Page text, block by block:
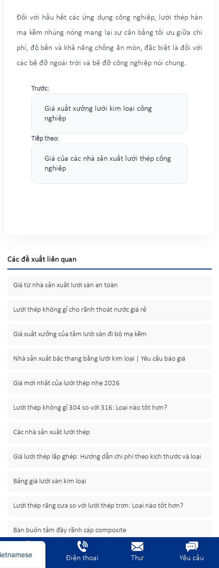
Đối với hầu hết các ứng dụng công nghiệp, lưới thép hàn
mạ kẽm nhúng nóng mang lại sự cân bằng tối ưu giữa chi
phí, độ bền và khả năng chống ăn mòn, đặc biệt là đối với
các bệ đỡ ngoài trời và bệ đỡ công nghiệp nói chung.
Trước:
Giá xuất xưởng lưới kim loại công
nghiệp
Tiếp theo:
Giá của các nhà sản xuất lưới thép công
nghiệp
Các đề xuất liên quan
Giá từ nhà sản xuất lưới sàn an toàn
Lưới thép không gỉ cho rãnh thoát nước giá rẻ
Giá xuất xưởng của tấm lưới sàn đi bộ mạ kẽm
Nhà sản xuất bậc thang bằng lưới kim loại | Yêu cầu báo giá
Giá mới nhất của lưới thép nhẹ 2026
Lưới thép không gỉ 304 so với 316: Loại nào tốt hơn?
Các nhà sản xuất lưới thép
Giá lưới thép lắp ghép: Hướng dẫn chi phí theo kích thước và loại
Bảng giá lưới sàn kim loại
Lưới thép răng cưa so với lưới thép trơn: Loại nào tốt hơn?
Bán buôn tấm đậy rãnh cáp composite
Giá lưới thép mạ kẽm nhúng nóng
Trang chủ Điện thoại Thư Yêu cầu